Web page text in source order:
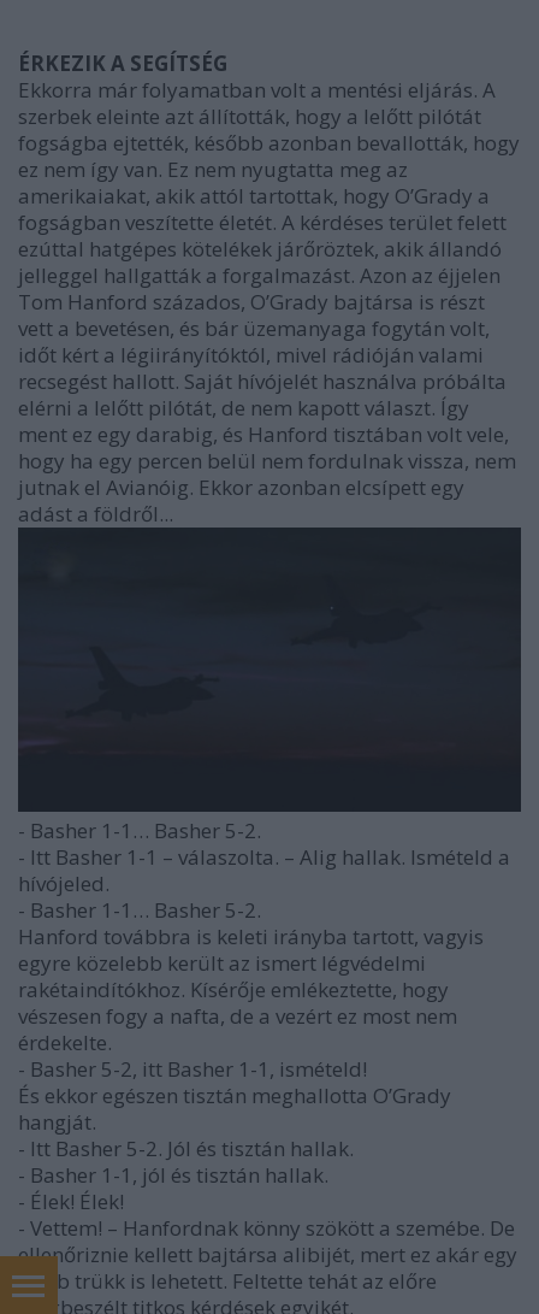
ÉRKEZIK A SEGÍTSÉG
Ekkorra már folyamatban volt a mentési eljárás. A
szerbek eleinte azt állították, hogy a lelőtt pilótát
fogságba ejtették, később azonban bevallották, hogy
ez nem így van. Ez nem nyugtatta meg az
amerikaiakat, akik attól tartottak, hogy O’Grady a
fogságban veszítette életét. A kérdéses terület felett
ezúttal hatgépes kötelékek járőröztek, akik állandó
jelleggel hallgatták a forgalmazást. Azon az éjjelen
Tom Hanford százados, O’Grady bajtársa is részt
vett a bevetésen, és bár üzemanyaga fogytán volt,
időt kért a légiirányítóktól, mivel rádióján valami
recsegést hallott. Saját hívójelét használva próbálta
elérni a lelőtt pilótát, de nem kapott választ. Így
ment ez egy darabig, és Hanford tisztában volt vele,
hogy ha egy percen belül nem fordulnak vissza, nem
jutnak el Avianóig. Ekkor azonban elcsípett egy
adást a földről...
- Basher 1-1… Basher 5-2.
- Itt Basher 1-1 – válaszolta. – Alig hallak. Ismételd a
hívójeled.
- Basher 1-1… Basher 5-2.
Hanford továbbra is keleti irányba tartott, vagyis
egyre közelebb került az ismert légvédelmi
rakétaindítókhoz. Kísérője emlékeztette, hogy
vészesen fogy a nafta, de a vezért ez most nem
érdekelte.
- Basher 5-2, itt Basher 1-1, ismételd!
És ekkor egészen tisztán meghallotta O’Grady
hangját.
- Itt Basher 5-2. Jól és tisztán hallak.
- Basher 1-1, jól és tisztán hallak.
- Élek! Élek!
- Vettem! – Hanfordnak könny szökött a szemébe. De
ellenőriznie kellett bajtársa alibijét, mert ez akár egy
szerb trükk is lehetett. Feltette tehát az előre
megbeszélt titkos kérdések egyikét.